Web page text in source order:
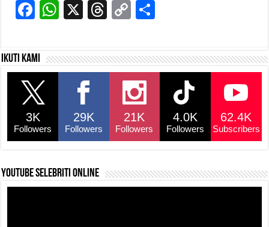
F
c
e
b
o
o
k
W
s
p
X
T
a
C
y
Li
n
k
e
Ikuti kami
3K
Followers
29K
Followers
21K
Followers
4.0K
Followers
62.4K
Subscribers
YouTube selebriti online